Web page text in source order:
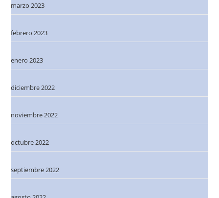
marzo 2023
febrero 2023
enero 2023
diciembre 2022
noviembre 2022
octubre 2022
septiembre 2022